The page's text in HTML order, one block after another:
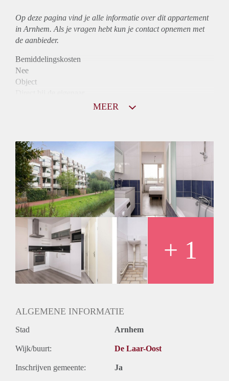
Op deze pagina vind je alle informatie over ditappartement
in Arnhem. Als je vragen hebt kun je contact opnemen met
de aanbieder.
Bemiddelingskosten
Nee
Object
Huurtoeslag
Niet mogelijk
Inkomen eis
3,1 X Maandhuur Bruto
Huurtermijn
Onbepaalde termijn
Oplevering
Kaal
MEER
+ 1
ALGEMENE INFORMATIE
Stad Arnhem
Wijk/buurt: De Laar-Oost
Inschrijven gemeente: Ja